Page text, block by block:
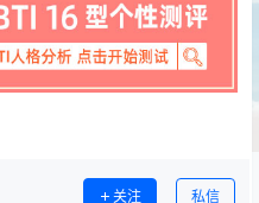
关注 私信